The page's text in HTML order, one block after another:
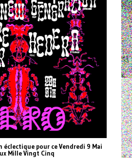
éclectique pour ce Vendredi 9 Mai
Mille Vingt Cinq